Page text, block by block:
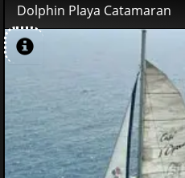
Dolphin Playa Catamaran
€5000